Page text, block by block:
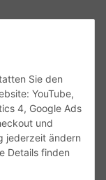
Sie den
YouTube,
4, Google Ads
und
jederzeit ändern
Details finden
und fehlerhafte